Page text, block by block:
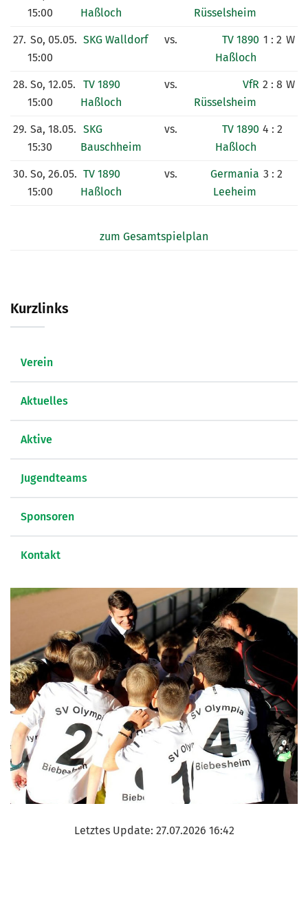
15:00
Haßloch
Rüsselsheim
27. So, 05.05.
15:00
SKG Walldorf vs.
TV 1890
Haßloch
1 : 2 W
28. So, 12.05.
15:00
TV 1890
Haßloch
vs.
VfR
Rüsselsheim
2 : 8 W
29. Sa, 18.05.
15:30
SKG
Bauschheim
vs.
TV 1890
Haßloch
4 : 2
30. So, 26.05.
15:00
TV 1890
Haßloch
vs.
Germania
Leeheim
3 : 2
zum Gesamtspielplan
Kurzlinks
Verein
Aktuelles
Aktive
Jugendteams
Sponsoren
Kontakt
Letztes Update: 27.07.2026 16:42